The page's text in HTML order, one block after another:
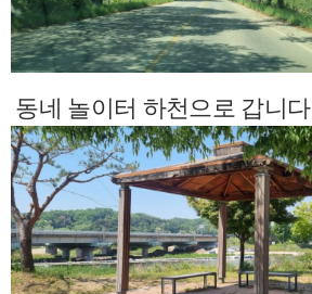
동네 놀이터 하천으로 갑니다